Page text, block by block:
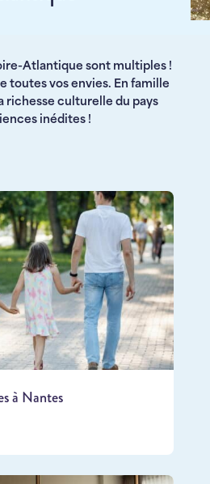
Atlantique sont multiples !
toutes vos envies. En famille
richesse culturelle du pays
inédites !
à Nantes